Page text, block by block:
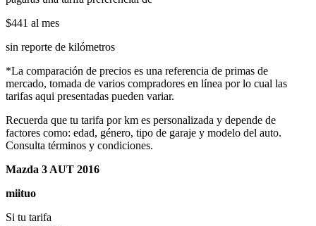
$441 al mes
sin reporte de kilómetros
*La comparación de precios es una referencia de primas de
mercado, tomada de varios compradores en línea por lo cual las
tarifas aqui presentadas pueden variar.
Recuerda que tu tarifa por km es personalizada y depende de
factores como: edad, género, tipo de garaje y modelo del auto.
Consulta términos y condiciones.
Mazda 3 AUT 2016
miituo
Si tu tarifa